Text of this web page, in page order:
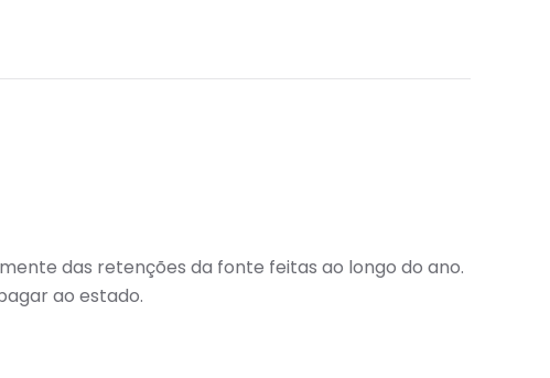
das retenções da fonte feitas ao longo do ano.
ao estado.